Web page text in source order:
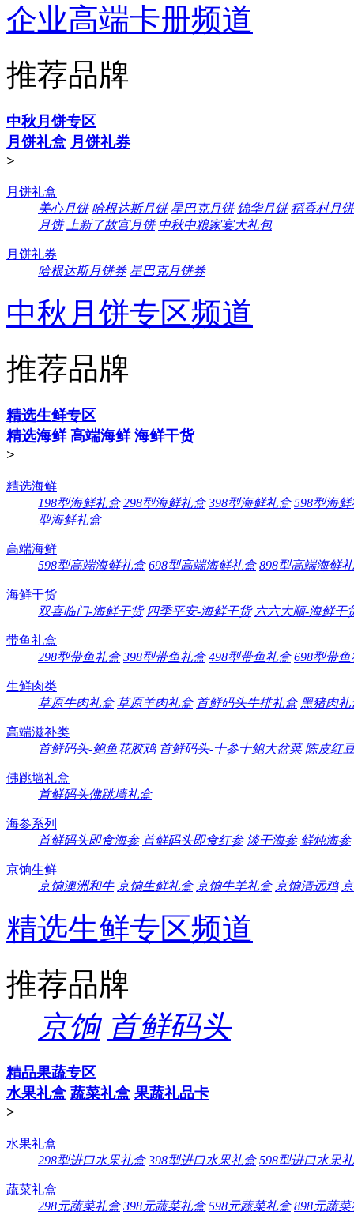
企业高端卡册频道
推荐品牌
中秋月饼专区
月饼礼盒 月饼礼券
>
月饼礼盒
美心月饼 哈根达斯月饼 星巴克月饼 锦华月饼 稻香村月饼
月饼
上新了故宫月饼 中秋中粮家宴大礼包
月饼礼券
哈根达斯月饼券 星巴克月饼券
中秋月饼专区频道
推荐品牌
精选生鲜专区
精选海鲜 高端海鲜 海鲜干货
>
精选海鲜
198型海鲜礼盒 298型海鲜礼盒 398型海鲜礼盒 598型海鲜
型海鲜礼盒
高端海鲜
598型高端海鲜礼盒 698型高端海鲜礼盒 898型高端海鲜
海鲜干货
双喜临门-海鲜干货 四季平安-海鲜干货 六六大顺-海鲜干
带鱼礼盒
298型带鱼礼盒 398型带鱼礼盒 498型带鱼礼盒 698型带鱼
生鲜肉类
草原牛肉礼盒 草原羊肉礼盒 首鲜码头牛排礼盒 黑猪肉礼
高端滋补类
首鲜码头-鲍鱼花胶鸡 首鲜码头-十参十鲍大盆菜 陈皮红
佛跳墙礼盒
首鲜码头佛跳墙礼盒
海参系列
首鲜码头即食海参 首鲜码头即食红参 淡干海参 鲜炖海参
京饷生鲜
京饷澳洲和牛 京饷生鲜礼盒 京饷牛羊礼盒 京饷清远鸡
精选生鲜专区频道
推荐品牌
京饷 首鲜码头
精品果蔬专区
水果礼盒 蔬菜礼盒 果蔬礼品卡
>
水果礼盒
298型进口水果礼盒 398型进口水果礼盒 598型进口水果
蔬菜礼盒
298元蔬菜礼盒 398元蔬菜礼盒 598元蔬菜礼盒 898元蔬菜